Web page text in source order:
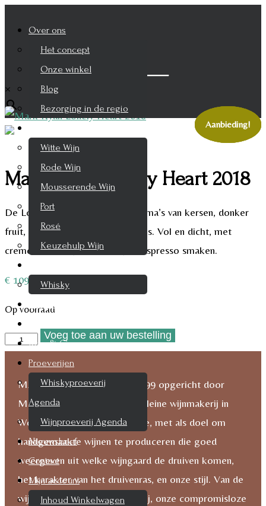
Over ons
Het concept
Onze winkel
Blog
Bezorging in de regio
Witte Wijn
Rode Wijn
Mousserende Wijn
Port
Rosé
Keuzehulp Wijn
Whisky
Cognac
Rum & Gin
Proeverijen
Whiskyproeverij
Agenda
Wijnproeverij Agenda
Nieuwsbrief
Contact
Mijn account
Inhoud Winkelwagen
Zoek je product
×
Mark Ryan Lonely Heart 2018
De Lonely Heart 2018 geeft aroma’s van kersen, donker
fruit, en gerookt vlees op de neus. Vol en dicht, met
creme de cassis, bosbessen, en espresso smaken.
€ 109,95
Op voorraad
Mark
Lonely
aantal
Voeg toe aan uw bestelling
MARK RYAN WINERY, in 1999 opgericht door
Mark Ryan McNeilly, is een kleine wijnmakerij in
Woodinville, Washington State, met als doel om
handgemaakte wijnen te produceren die goed
weergeven uit welke wijngaard de druiven komen,
het karakter van het druivenras, en onze stijl. Van de
wijngaarden tot de wijnmakerij, onze compromisloze
Aanbieding!
Aanbieding!
Aanbieding!